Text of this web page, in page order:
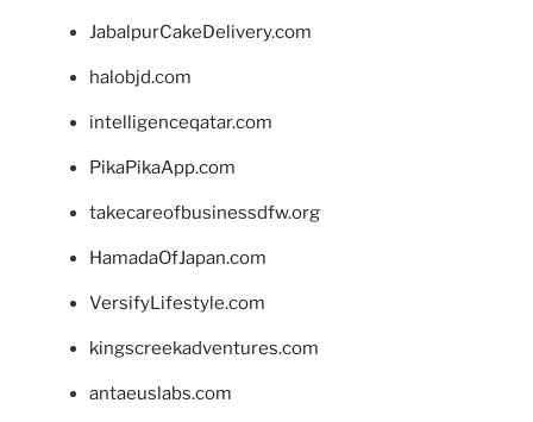
JabalpurCakeDelivery.com
halobjd.com
intelligenceqatar.com
PikaPikaApp.com
takecareofbusinessdfw.org
HamadaOfJapan.com
VersifyLifestyle.com
kingscreekadventures.com
antaeuslabs.com